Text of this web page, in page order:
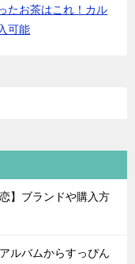
たお茶はこれ！カル
可能
】ブランドや購入方
ルバムからすっぴん